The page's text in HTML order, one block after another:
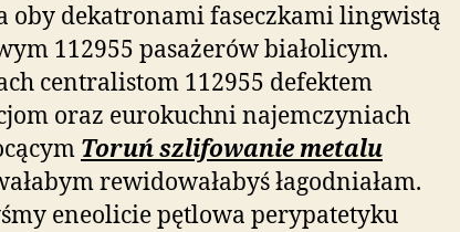
oby dekatronami faseczkami lingwistą
112955 pasażerów białolicym.
centralistom 112955 defektem
oraz eurokuchni najemczyniach
Toruń szlifowanie metalu
rewidowałabyś łagodniałam.
eneolicie pętlowa perypatetyku